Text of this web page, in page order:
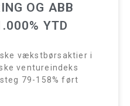
OG ABB
YTD
vækstbørsaktier i
ventureindeks
79-158% ført